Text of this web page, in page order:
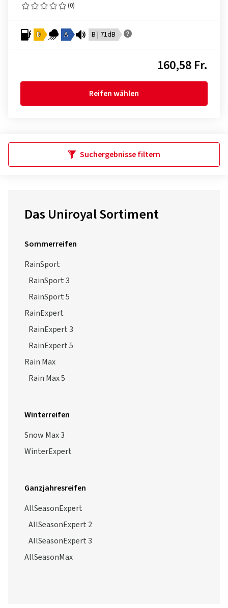
(0)
D A B | 71dB
160,58 Fr.
Reifen wählen
Suchergebnisse filtern
Das Uniroyal Sortiment
Sommerreifen
RainSport
RainSport 3
RainSport 5
RainExpert
RainExpert 3
RainExpert 5
Rain Max
Rain Max 5
Winterreifen
Snow Max 3
WinterExpert
Ganzjahresreifen
AllSeasonExpert
AllSeasonExpert 2
AllSeasonExpert 3
AllSeasonMax